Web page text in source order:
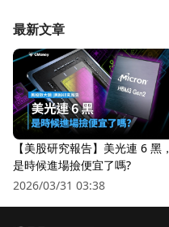
最新文章
【美股研究報告】美光連 6 黑，
是時候進場撿便宜了嗎?
2026/03/31 03:38